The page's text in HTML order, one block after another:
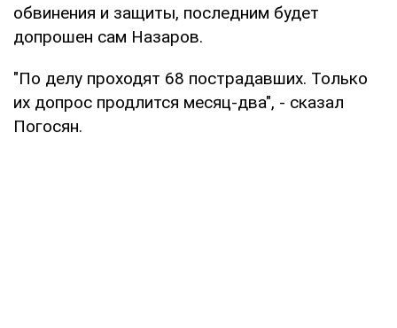
обвинения и защиты, последним будет
допрошен сам Назаров.
"По делу проходят 68 пострадавших. Только
их допрос продлится месяц-два", - сказал
Погосян.